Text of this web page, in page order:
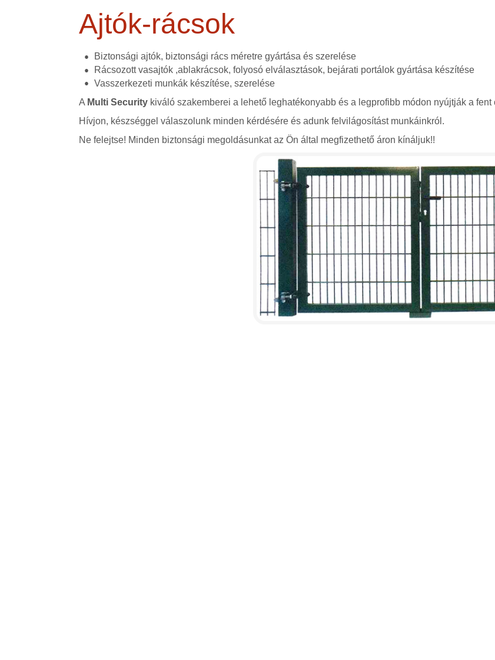
Ajtók-rácsok
Biztonsági ajtók, biztonsági rács méretre gyártása és szerelése
Rácsozott vasajtók ,ablakrácsok, folyosó elválasztások, bejárati portálok gyártása készítése
Vasszerkezeti munkák készítése, szerelése
A Multi Security kiváló szakemberei a lehető leghatékonyabb és a legprofibb módon nyújtják a fent
Hívjon, készséggel válaszolunk minden kérdésére és adunk felvilágosítást munkáinkról.
Ne felejtse! Minden biztonsági megoldásunkat az Ön által megfizethető áron kínáljuk!!